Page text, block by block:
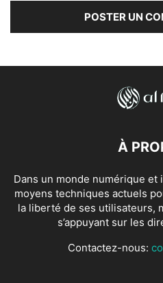
À
Dans un monde numérique et
moyens techniques actuels
la liberté de ses utilisateurs,
s’appuyant sur les
Contactez-nous: